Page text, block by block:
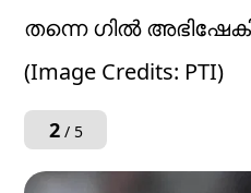
തന്നെ ഗില്‍
(Image Credits: PTI)
2/ 5